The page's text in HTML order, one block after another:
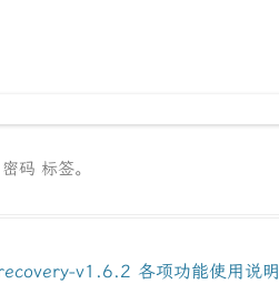
密码 标签。
v1.6.2 各项功能使用说明